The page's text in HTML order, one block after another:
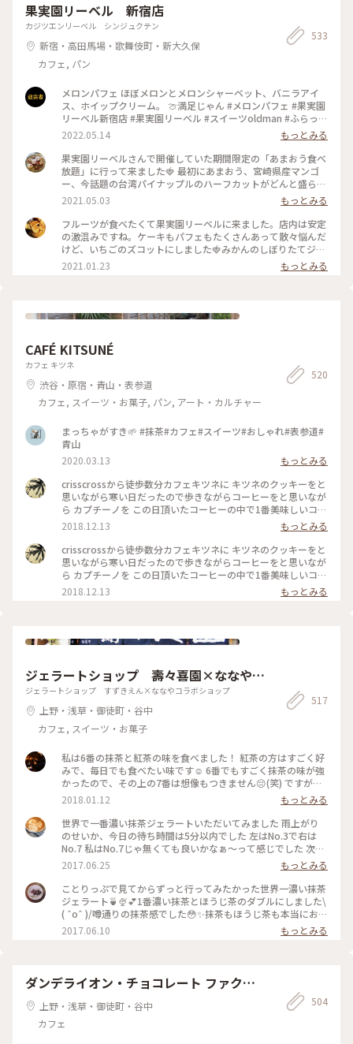
果実園リーベル 新宿店
カジツエンリーベル シンジュクテン
新宿・高田馬場・歌舞伎町・新大久保
カフェ, パン
533
メロンパフェ ほぼメロンとメロンシャーベット、バニラアイ
ス、ホイップクリーム。 🍈満足じゃん #メロンパフェ #果実園
リーベル新宿店 #果実園リーベル #スイーツoldman #ふらっと
クリス
2022.05.14
もっとみる
果実園リーベルさんで開催していた期間限定の「あまおう食べ
放題」に行って来ました🍓 最初にあまおう、宮崎県産マンゴ
ー、今話題の台湾パイナップルのハーフカットがどんと盛られ
たプレートが出てきて私も友達もびっくり。あまおうはもちろ
んのこと、マンゴーとパイナップルも甘々に完熟していて美味
しかった〜！ あまおうプレート、パスタ、アイス、あまおう
とマンゴーのフルーツサンドは食べ放題です。フルーツサンド
の虜になってしまい、後半はひたすらフルーツサンドばかり食
べてました笑。お値段はそこそこしますが内容を考えるとかな
り満足度は高いです！ #果実園#果実園リーベル#あまおう#マ
2021.05.03
もっとみる
フルーツが食べたくて果実園リーベルに来ました。店内は安定
の激混みですね。ケーキもパフェもたくさんあって散々悩んだ
けど、いちごのズコットにしました🍓みかんのしぼりたてジュ
ースもおいしかった🍊 #果実園リーベル #いちご #ケーキ #新
宿
2021.01.23 もっとみる
CAFÉ KITSUNÉ
カフェ キツネ
渋谷・原宿・青山・表参道
カフェ, スイーツ・お菓子, パン, アート・カルチャー
520
まっちゃがすき🌱 #抹茶#カフェ#スイーツ#おしゃれ#表参道#
青山
2020.03.13
もっとみる
crisscrossから徒歩数分カフェキツネに キツネのクッキーをと
思いながら寒い日だったので歩きながらコーヒーをと思いなが
ら カプチーノを この日頂いたコーヒーの中で1番美味しいコー
ヒーでした 店内も清潔感 綺麗な空間 #わたしの街#カフェ巡り
2018.12.13
もっとみる
crisscrossから徒歩数分カフェキツネに キツネのクッキーをと
思いながら寒い日だったので歩きながらコーヒーをと思いなが
ら カプチーノを この日頂いたコーヒーの中で1番美味しいコー
ヒーでした 店内も清潔感 綺麗な空間 #わたしの街#カフェ巡り
2018.12.13 もっとみる
ジェラートショップ 壽々喜園×ななやコ
ラボショップ
ジェラートショップ すずきえん×ななやコラボショップ
上野・浅草・御徒町・谷中
カフェ, スイーツ・お菓子
517
私は6番の抹茶と紅茶の味を食べました！ 紅茶の方はすごく好
みで、毎日でも食べたい味です☺️ 6番でもすごく抹茶の味が強
かったので、その上の7番は想像もつきません😔(笑) ですが、
抹茶好きな人にはとってもオススメです👌🏻浅草観光がてらお店
に立ち寄られてはどうでしょう👧🏻💗 #和スイーツ #ジェラー
ト #寿々喜園 #ななや
2018.01.12
もっとみる
世界で一番濃い抹茶ジェラートいただいてみました 雨上がり
のせいか、今日の待ち時間は5分以内でした 左はNo.3で右は
No.7 私はNo.7じゃ無くても良いかなぁ〜って感じでした 次回
はNo.4かNo.5を試してみたいなぁ〜
2017.06.25
もっとみる
ことりっぷで見てからずっと行ってみたかった世界一濃い抹茶
ジェラート🍵🍨💕1番濃い抹茶とほうじ茶のダブルにしました\
( ˆoˆ )/噂通りの抹茶感でした😳✨抹茶もほうじ茶も本当にお茶
そのもののジェラートで美味しかったです😌💓土曜のお昼過ぎ
で、行列ができていました💦でも行く価値ありです♪ #壽々喜
2017.06.10 もっとみる
ダンデライオン・チョコレート ファクト
リー&カフェ蔵前
上野・浅草・御徒町・谷中
カフェ
504